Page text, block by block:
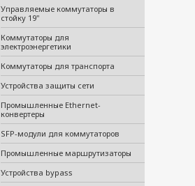
Управляемые коммутаторы в
стойку 19"
Коммутаторы для
электроэнергетики
Коммутаторы для транспорта
Устройства защиты сети
Промышленные Ethernet-
конвертеры
SFP-модули для коммутаторов
Промышленные маршрутизаторы
Устройства bypass